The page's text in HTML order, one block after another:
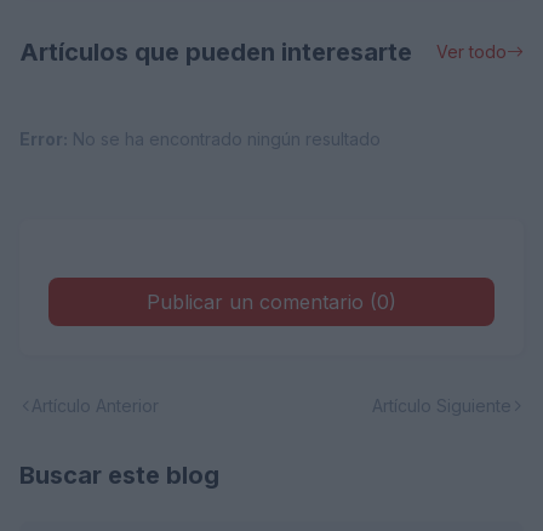
Artículos que pueden interesarte Ver todo
Error: No se ha encontrado ningún resultado
Publicar un comentario (0)
Artículo Anterior Artículo Siguiente
Buscar este blog